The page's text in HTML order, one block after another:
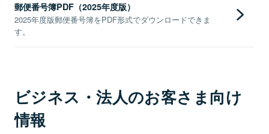
郵便番号簿PDF（2025年度版）
2025年度版郵便番号簿をPDF形式でダウンロードできま
す。
ビジネス・法人のお客さま向け
情報